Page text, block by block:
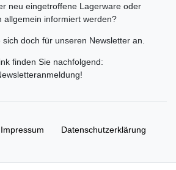
neu eingetroffene Lagerware oder
allgemein informiert werden?
doch für unseren Newsletter an.
finden Sie nachfolgend:
!
Impressum Daten­schutz­erklärung